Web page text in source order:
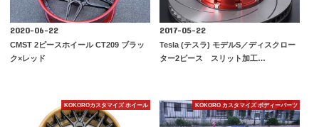
2020-06-22
CMST 2ピースホイール CT209 ブラッ
ク×レッド
2017-05-22
Tesla (テスラ) モデルS／ディスクロー
ター2ピース スリット加工…
KOKOROカスタマイズ ホイール KOKORO カスタマイズ ボディーパーツ